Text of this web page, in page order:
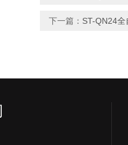
下一篇： ST-QN24